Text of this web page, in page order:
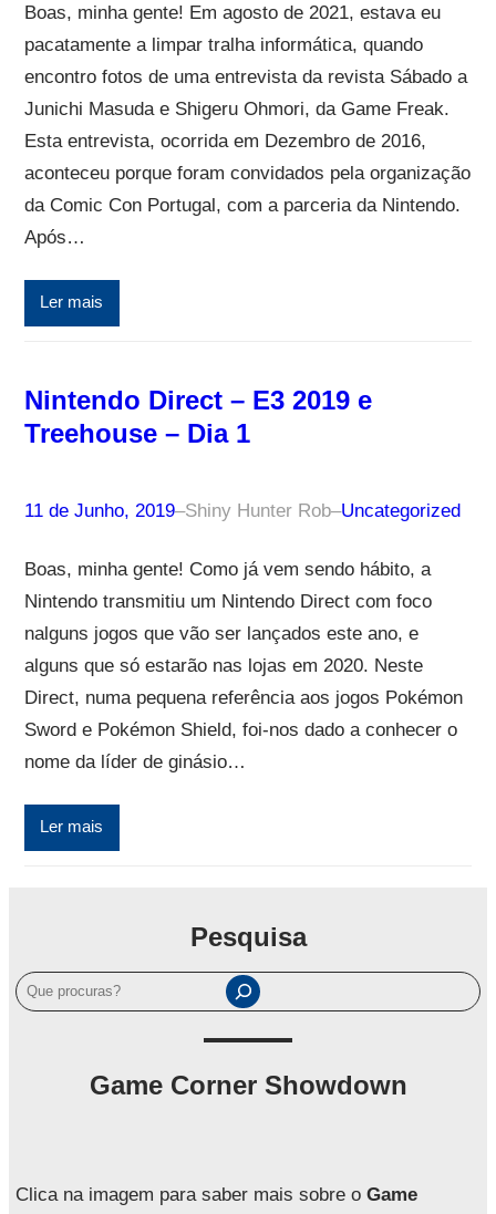
Boas, minha gente! Em agosto de 2021, estava eu
pacatamente a limpar tralha informática, quando
encontro fotos de uma entrevista da revista Sábado a
Junichi Masuda e Shigeru Ohmori, da Game Freak.
Esta entrevista, ocorrida em Dezembro de 2016,
aconteceu porque foram convidados pela organização
da Comic Con Portugal, com a parceria da Nintendo.
Após…
Ler mais
Nintendo Direct – E3 2019 e
Treehouse – Dia 1
11 de Junho, 2019–Shiny Hunter Rob–Uncategorized
Boas, minha gente! Como já vem sendo hábito, a
Nintendo transmitiu um Nintendo Direct com foco
nalguns jogos que vão ser lançados este ano, e
alguns que só estarão nas lojas em 2020. Neste
Direct, numa pequena referência aos jogos Pokémon
Sword e Pokémon Shield, foi-nos dado a conhecer o
nome da líder de ginásio…
Ler mais
Pesquisa
P
e
a
Game Corner Showdown
Clica na imagem para saber mais sobre o Game